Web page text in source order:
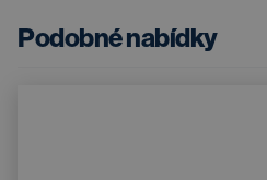
Podobné nabídky